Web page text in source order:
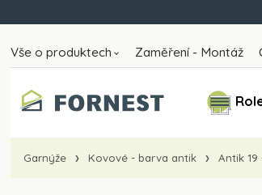
Vše o produktech Zaměření - Montáž
Garnýže Kovové - barva antik Antik